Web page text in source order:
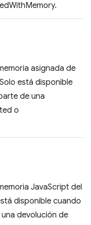
asignada de
está disponible
de una
o
JavaScript del
disponible cuando
devolución de